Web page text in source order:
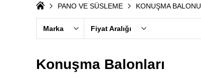
PANO VE SÜSLEME KONUŞMA BALONU
Marka Fiyat Aralığı
Konuşma Balonları